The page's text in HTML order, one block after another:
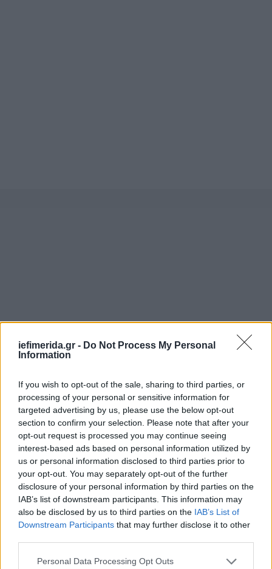
iefimerida.gr - Do Not Process My Personal
Information
If you wish to opt-out of the sale, sharing to third parties, or
processing of your personal or sensitive information for
targeted advertising by us, please use the below opt-out
section to confirm your selection. Please note that after your
opt-out request is processed you may continue seeing
interest-based ads based on personal information utilized by
us or personal information disclosed to third parties prior to
your opt-out. You may separately opt-out of the further
disclosure of your personal information by third parties on the
IAB’s list of downstream participants. This information may
also be disclosed by us to third parties on the IAB’s List of
Downstream Participants that may further disclose it to other
Please note that this website/app uses one or more Google
Personal Data Processing Opt Outs